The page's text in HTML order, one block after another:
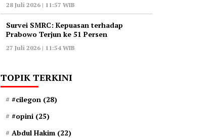
28 Juli 2026 | 11:57 WIB
‎Survei SMRC: Kepuasan terhadap
Prabowo Terjun ke 51 Persen
27 Juli 2026 | 11:54 WIB
TOPIK TERKINI
#cilegon (28)
#opini (25)
Abdul Hakim (22)